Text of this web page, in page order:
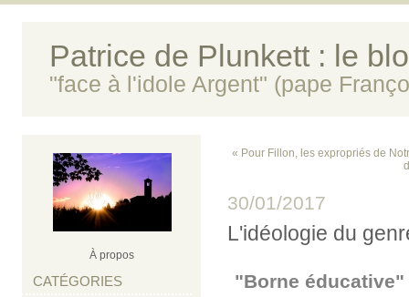
Patrice de Plunkett : le
"face à l'idole Argent" (pape
À propos
CATÉGORIES
« Pour Fillon, les expropriés de
30/01/2017
L'idéologie du
"Borne éducative"